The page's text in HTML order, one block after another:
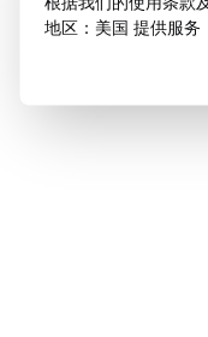
地区：美国 提供服务